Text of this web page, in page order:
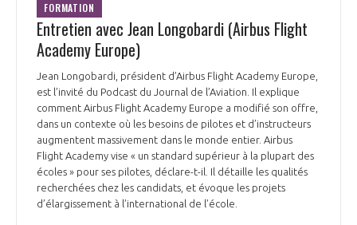
FORMATION
Entretien avec Jean Longobardi (Airbus Flight
Academy Europe)
Jean Longobardi, président d’Airbus Flight Academy Europe,
est l’invité du Podcast du Journal de l’Aviation. Il explique
comment Airbus Flight Academy Europe a modifié son offre,
dans un contexte où les besoins de pilotes et d’instructeurs
augmentent massivement dans le monde entier. Airbus
Flight Academy vise « un standard supérieur à la plupart des
écoles » pour ses pilotes, déclare-t-il. Il détaille les qualités
recherchées chez les candidats, et évoque les projets
d’élargissement à l’international de l’école.